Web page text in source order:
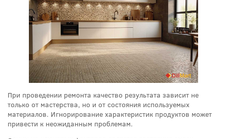
При проведении ремонта качество результата зависит не
только от мастерства, но и от состояния используемых
материалов. Игнорирование характеристик продуктов может
привести к неожиданным проблемам.